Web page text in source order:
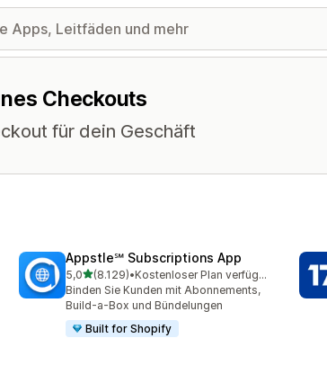
Checkouts
für dein Geschäft
Appstle℠ Subscriptions App
5,0von 5 Sternen
(8.129)
8129 Rezensionen insgesamt
•
Kostenloser Plan verfügbar
Binden Sie Kunden mit Abonnements,
Build-a-Box und Bündelungen
Built for Shopify